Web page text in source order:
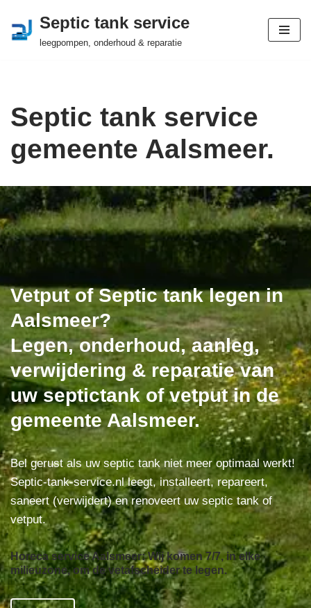
Ga
Septic tank service
leegpompen, onderhoud & reparatie
Septic tank service
gemeente Aalsmeer.
Vetput of Septic tank legen in
Aalsmeer?
Legen, onderhoud, aanleg,
verwijdering & reparatie van
uw septictank of vetput in de
gemeente Aalsmeer.
Bel gerust als uw septic tank niet meer optimaal werkt!
Septic-tank-service.nl leegt, installeert, repareert,
saneert (verwijdert) en renoveert uw septic tank of
vetput.
Horeca service Aalsmeer: Wij komen 7/7, in elke
milieuzone, om de vetafscheider te legen.